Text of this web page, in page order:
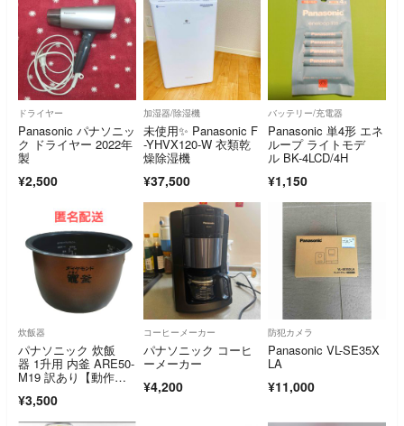
ドライヤー
Panasonic パナソニッ
ク ドライヤー 2022年
製
¥2,500
加湿器/除湿機
未使用✨ Panasonic F
-YHVX120-W 衣類乾
燥除湿機
¥37,500
バッテリー/充電器
Panasonic 単4形 エネ
ループ ライトモデ
ル BK-4LCD/4H
¥1,150
炊飯器
パナソニック 炊飯
器 1升用 内釜 ARE50-
M19 訳あり【動作確
¥3,500
コーヒーメーカー
パナソニック コーヒ
ーメーカー
¥4,200
防犯カメラ
Panasonic VL-SE35X
LA
¥11,000